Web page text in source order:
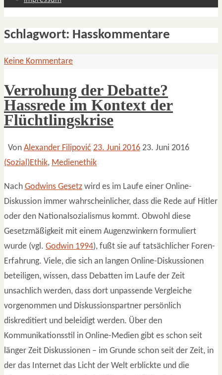
Schlagwort: Hasskommentare
Keine Kommentare
Verrohung der Debatte?
Hassrede im Kontext der
Flüchtlingskrise
Von Alexander Filipović 23. Juni 2016 23. Juni 2016
(Sozial)Ethik, Medienethik
Nach Godwins Gesetz wird es im Laufe einer Online-
Diskussion immer wahrscheinlicher, dass die Rede auf Hitler
oder den Nationalsozialismus kommt. Obwohl diese
Gesetzmäßigkeit mit einem Augenzwinkern formuliert
wurde (vgl. Godwin 1994), fußt sie auf tatsächlicher Foren-
Erfahrung. Viele, die sich an langen Online-Diskussionen
beteiligen, wissen, dass Debatten im Laufe der Zeit
unsachlich werden, dass dort unpassende Vergleiche
vorgenommen und Diskussionspartner persönlich
diskreditiert und beleidigt werden. Über den
Kommunikationsstil in Online-Medien gibt es schon seit
länger Zeit Diskussionen – im Grunde schon seit der Zeit, in
der das Internet das Licht der Welt erblickte und die